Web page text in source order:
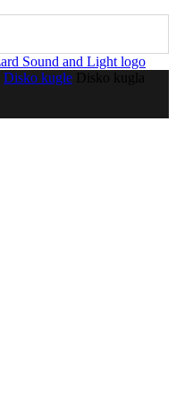
Disko kugle Disko kugla